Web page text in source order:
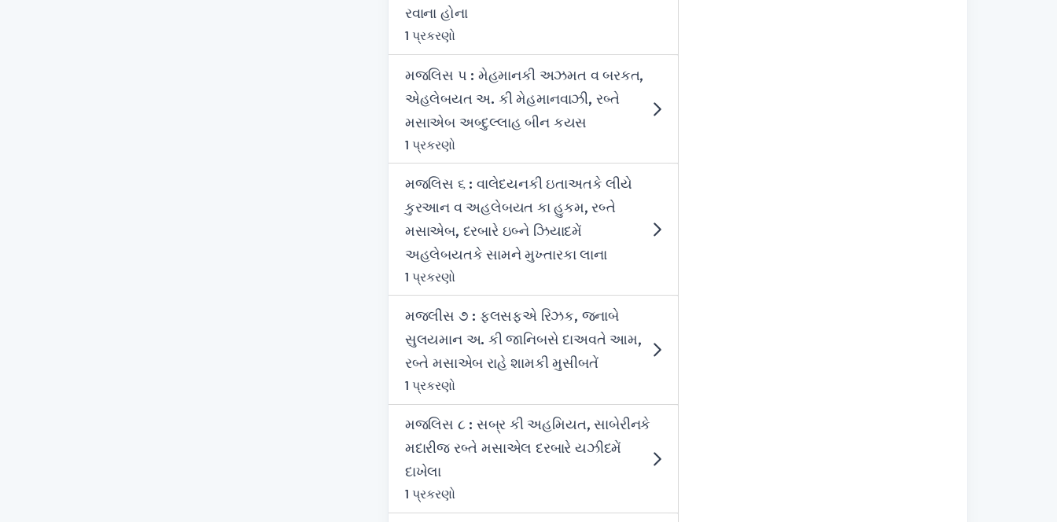
રવાના હોના
1 પ્રકરણો
મજલિસ પ : મેહમાનકી અઝમત વ બરકત,
એહલેબયત અ. કી મેહમાનવાઝી, રબ્તે
મસાએબ અબ્દુલ્લાહ બીન કયસ
1 પ્રકરણો
મજલિસ ૬ : વાલેદયનકી ઇતાઅતકે લીયે
કુરઆન વ અહલેબયત કા હુકમ, રબ્તે
મસાએબ, દરબારે ઇબ્ને ઝિયાદમેં
અહલેબયતકે સામને મુખ્તારકા લાના
1 પ્રકરણો
મજલીસ ૭ : ફલસફએ રિઝક, જનાબે
સુલયમાન અ. કી જાનિબસે દાઅવતે આમ,
રબ્તે મસાએબ રાહે શામકી મુસીબતેં
1 પ્રકરણો
મજલિસ ૮ : સબ્ર કી અહમિયત, સાબેરીનકે
મદારીજ રબ્તે મસાએલ દરબારે યઝીદમેં
દાખેલા
1 પ્રકરણો